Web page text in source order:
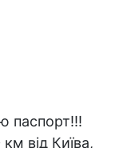
паспорт!!!
від Київа,